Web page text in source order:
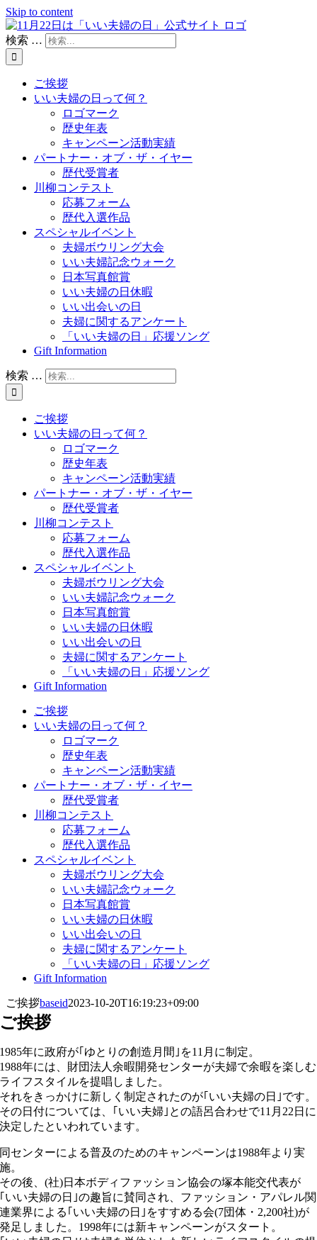
Skip to content
検索 …
ご挨拶
いい夫婦の日って何？
ロゴマーク
歴史年表
キャンペーン活動実績
パートナー・オブ・ザ・イヤー
歴代受賞者
川柳コンテスト
応募フォーム
歴代入選作品
スペシャルイベント
夫婦ボウリング大会
いい夫婦記念ウォーク
日本写真館賞
いい夫婦の日休暇
いい出会いの日
夫婦に関するアンケート
「いい夫婦の日」応援ソング
Gift Information
検索 …
ご挨拶
いい夫婦の日って何？
ロゴマーク
歴史年表
キャンペーン活動実績
パートナー・オブ・ザ・イヤー
歴代受賞者
川柳コンテスト
応募フォーム
歴代入選作品
スペシャルイベント
夫婦ボウリング大会
いい夫婦記念ウォーク
日本写真館賞
いい夫婦の日休暇
いい出会いの日
夫婦に関するアンケート
「いい夫婦の日」応援ソング
Gift Information
ご挨拶
いい夫婦の日って何？
ロゴマーク
歴史年表
キャンペーン活動実績
パートナー・オブ・ザ・イヤー
歴代受賞者
川柳コンテスト
応募フォーム
歴代入選作品
スペシャルイベント
夫婦ボウリング大会
いい夫婦記念ウォーク
日本写真館賞
いい夫婦の日休暇
いい出会いの日
夫婦に関するアンケート
「いい夫婦の日」応援ソング
Gift Information
ご挨拶baseid2023-10-20T16:19:23+09:00
ご挨拶
1985年に政府が｢ゆとりの創造月間｣を11月に制定。
1988年には、財団法人余暇開発センターが夫婦で余暇を楽しむ
ライフスタイルを提唱しました。
それをきっかけに新しく制定されたのが｢いい夫婦の日｣です。
その日付については、｢いい夫婦｣との語呂合わせで11月22日に
決定したといわれています。
同センターによる普及のためのキャンペーンは1988年より実
施。
その後、(社)日本ボディファッション協会の塚本能交代表が
｢いい夫婦の日｣の趣旨に賛同され、ファッション・アパレル関
連業界による｢いい夫婦の日｣をすすめる会(7団体・2,200社)が
発足しました。1998年には新キャンペーンがスタート。